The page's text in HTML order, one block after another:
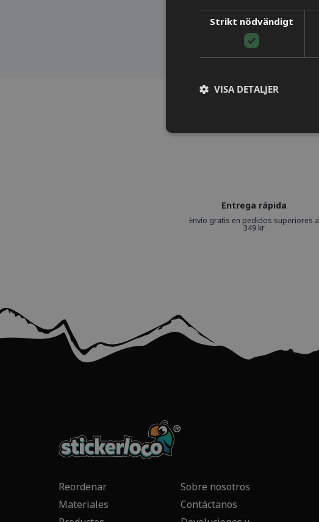
Entrega rápida
Envío gratis en pedidos superiores a
349 kr
Reordenar
Materiales
Sobre nosotros
Contáctanos
Strikt nödvändigt
VISA DETALJER